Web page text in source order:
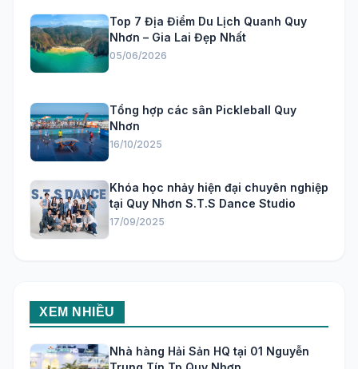
Top 7 Địa Điểm Du Lịch Quanh Quy
Nhơn – Gia Lai Đẹp Nhất
05/06/2026
Tổng hợp các sân Pickleball Quy
Nhơn
16/10/2025
Khóa học nhảy hiện đại chuyên nghiệp
tại Quy Nhơn S.T.S Dance Studio
17/09/2025
XEM NHIỀU
Nhà hàng Hải Sản HQ tại 01 Nguyễn